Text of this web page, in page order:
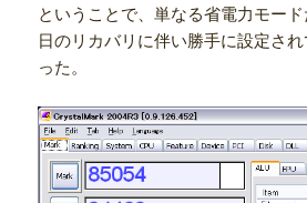
ということで、単なる省電力モー
日のリカバリに伴い勝手に設定さ
った。